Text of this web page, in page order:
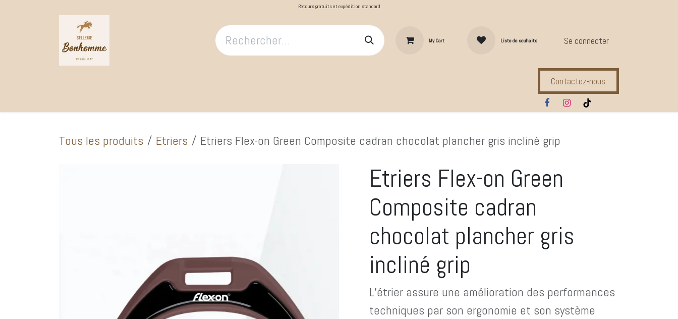
Retours gratuits et expédition standard
My Cart Liste de souhaits Se connecter
Compl. Alimentaires Ecuries
Contactez-nous
Tous les produits Etriers Etriers Flex-on Green Composite cadran chocolat plancher gris incliné grip
Etriers Flex-on Green
Composite cadran
chocolat plancher gris
incliné grip
L’étrier assure une amélioration des performances
techniques par son ergonomie et son système